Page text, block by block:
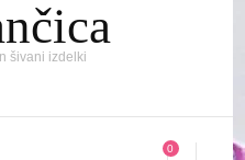
šivani izdelki
0